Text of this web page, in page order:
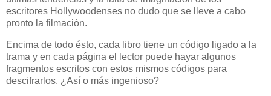
escritores Hollywoodenses no dudo que se lleve a cabo
pronto la filmación.
Encima de todo ésto, cada libro tiene un código ligado a la
trama y en cada página el lector puede hayar algunos
fragmentos escritos con estos mismos códigos para
descifrarlos. ¿Así o más ingenioso?